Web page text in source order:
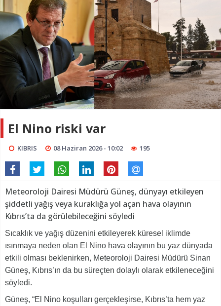
El Nino riski var
KIBRIS 08 Haziran 2026 - 10:02 195
Meteoroloji Dairesi Müdürü Güneş, dünyayı etkileyen
şiddetli yağış veya kuraklığa yol açan hava olayının
Kıbrıs’ta da görülebileceğini söyledi
Sıcaklık ve yağış düzenini etkileyerek küresel iklimde
ısınmaya neden olan El Nino hava olayının bu yaz dünyada
etkili olması beklenirken, Meteoroloji Dairesi Müdürü Sinan
Güneş, Kıbrıs’ın da bu süreçten dolaylı olarak etkileneceğini
söyledi.
Güneş, “El Nino koşulları gerçekleşirse, Kıbrıs’ta hem yaz